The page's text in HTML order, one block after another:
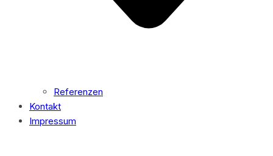
Referenzen
Kontakt
Impressum